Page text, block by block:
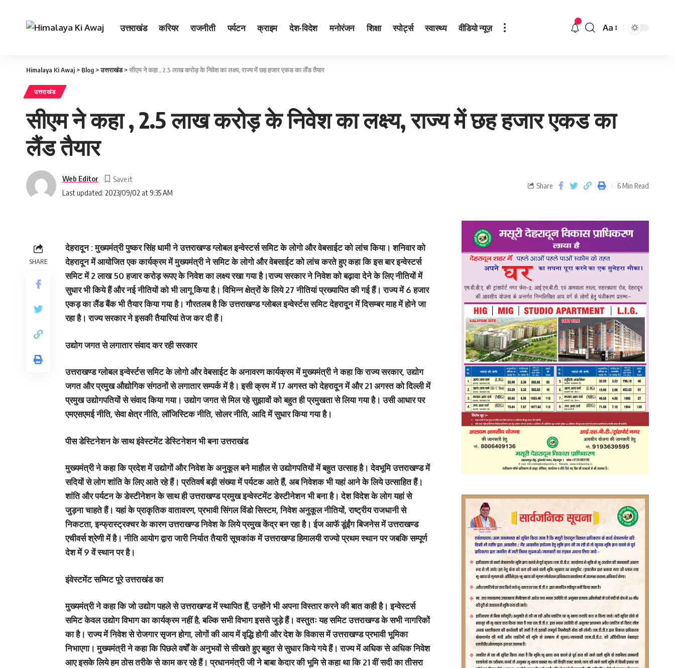
उत्तराखंड करियर राजनीती पर्यटन क्राइम देश-विदेश मनोरंजन शिक्षा स्पोर्ट्स स्वास्थ्य वीडियो न्यूज़ Aa
Himalaya Ki Awaj > Blog >उत्तराखंड>सीएम ने कहा , 2.5 लाख करोड़ के निवेश का लक्ष्य, राज्‍य में छह हजार एकड का लैंड तैयार
उत्तराखंड
सीएम ने कहा , 2.5 लाख करोड़ के निवेश का लक्ष्य, राज्‍य में छह हजार एकड का
लैंड तैयार
Last updated: 2023/09/02 at 9:35 AM
Web Editor
Share 6 Min Read
SHARE
देहरादून : मुख्यमंत्री पुष्कर सिंह धामी ने उत्तराखण्ड ग्लोबल इन्वेस्टर्स समिट के लोगो और वेबसाईट को लांच किया। शनिवार को
देहरादून में आयोजित एक कार्यक्रम में मुख्यमंत्री ने समिट के लोगो और वेबसाईट को लांच करते हुए कहा कि इस बार इन्वेस्टर्स
समिट में 2 लाख 50 हजार करोड़ रूपए के निवेश का लक्ष्य रखा गया है।राज्य सरकार ने निवेश को बढ़ावा देने के लिए नीतियों में
सुधार भी किये हैं और नई नीतियों को भी लागू किया है। विभिन्न क्षेत्रों के लिये 27 नीतियां प्रख्यापित की गई हैं। राज्य में 6 हजार
एकड़ का लैंड बैंक भी तैयार किया गया है। गौरतलब है कि उत्तराखण्ड ग्लोबल इन्वेर्स्टस समिट देहरादून में दिसम्बर माह में होने जा
रहा है। राज्य सरकार ने इसकी तैयारियां तेज कर दी हैं।
उद्योग जगत से लगातार संवाद कर रही सरकार
उत्तराखण्ड ग्लोबल इन्वेर्स्टस समिट के लोगो और वेबसाईट के अनावरण कार्यक्रम में मुख्यमंत्री ने कहा कि राज्य सरकार, उद्योग
जगत और प्रमुख औद्योगिक संगठनों से लगातार सम्पर्क में है। इसी क्रम में 17 अगस्त को देहरादून में और 21 अगस्त को दिल्ली में
प्रमुख उद्योगपतियों से संवाद किया गया। उद्योग जगत से मिल रहे सुझावों को बहुत ही प्रमुखता से लिया गया है। उसी आधार पर
एमएसएमई नीति, सेवा क्षेत्र नीति, लॉजिस्टिक नीति, सोलर नीति, आदि में सुधार किया गया है।
पीस डेस्टिनेशन के साथ इंवेस्टमेंट डेस्टिनेशन भी बना उत्तराखंड
मुख्यमंत्री ने कहा कि प्रदेश में उद्योगों और निवेश के अनुकूल बने माहौल से उद्योगपतियों में बहुत उत्साह है। देवभूमि उत्तराखण्ड में
सदियों से लोग शांति के लिए आते रहे हैं। प्रतिवर्ष बड़ी संख्या में पर्यटक आते हैं, अब निवेशक भी यहां आने के लिये उत्साहित हैं।
शांति और पर्यटन के डेस्टीनेशन के साथ ही उत्तराखण्ड प्रमुख इन्वेस्टमेंट डेस्टीनेशन भी बना है। देश विदेश के लोग यहां से
जुड़ना चाहते हैं। यहां के प्राकृतिक वातावरण, प्रभावी सिंगल विंडो सिस्टम, निवेश अनुकूल नीतियों, राष्ट्रीय राजधानी से
निकटता, इन्फ्रास्ट्रक्चर के कारण उत्तराखण्ड निवेश के लिये प्रमुख केंद्र बन रहा है। ईज आफॅ डूंईंग बिजनेस में उत्तराखण्ड
एचीवर्स श्रेणी में है। नीति आयोग द्वारा जारी निर्यात तैयारी सूचकांक में उत्तराखण्ड हिमालयी राज्यो प्रथम स्थान पर जबकि सम्पूर्ण
देश में 9 वें स्थान पर है।
इंवेस्टमेंट सम्मिट पूरे उत्तराखंड का
मुख्यमंत्री ने कहा कि जो उद्योग पहले से उत्तराखण्ड में स्थापित हैं, उन्होंने भी अपना विस्तार करने की बात कही है। इन्वेस्टर्स
समिट केवल उद्योग विभाग का कार्यक्रम नहीं है, बल्कि सभी विभाग इससे जुड़े हैं। वस्तुतः यह समिट उत्तराखण्ड के सभी नागरिकों
का है। राज्य में निवेश से रोजगार सृजन होगा, लोगों की आय में वृद्धि होगी और देश के विकास में उत्तराखण्ड प्रभावी भूमिका
निभाएगा। मुख्यमंत्री ने कहा कि पिछले वर्षों के अनुभवों से सीखते हुए बहुत से सुधार किये गये हैं। राज्य में अधिक से अधिक निवेश
आए इसके लिये हम ठोस तरीके से काम कर रहे हैं। प्रधानमंत्री जी ने बाबा केदार की भूमि से कहा था कि 21 वीं सदी का तीसरा